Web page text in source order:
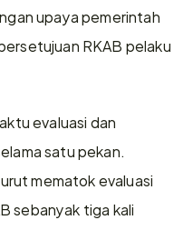
upaya pemerintah
RKAB pelaku
evaluasi dan
satu pekan.
mematok evaluasi
sebanyak tiga kali